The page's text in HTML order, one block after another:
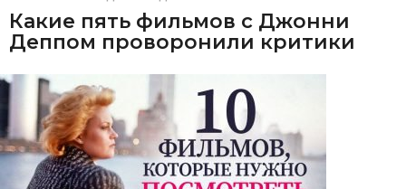
Какие пять фильмов с Джонни
Деппом проворонили критики